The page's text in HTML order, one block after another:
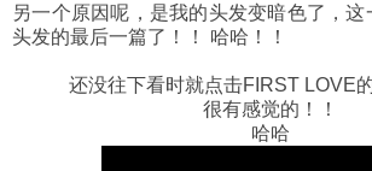
另一个原因呢，是我的头发变暗色了，
头发的最后一篇了！！ 哈哈！！
还没往下看时就点击FIRST LOVE
很有感觉的！！
哈哈